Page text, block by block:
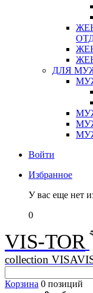
ДЛЯ
Войти
Избранное
У вас еще нет
0
VIS-TOR
collection
Корзина 0 позиций